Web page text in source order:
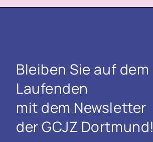
Bleiben Sie auf dem
Laufenden
mit dem Newsletter
der GCJZ Dortmund!